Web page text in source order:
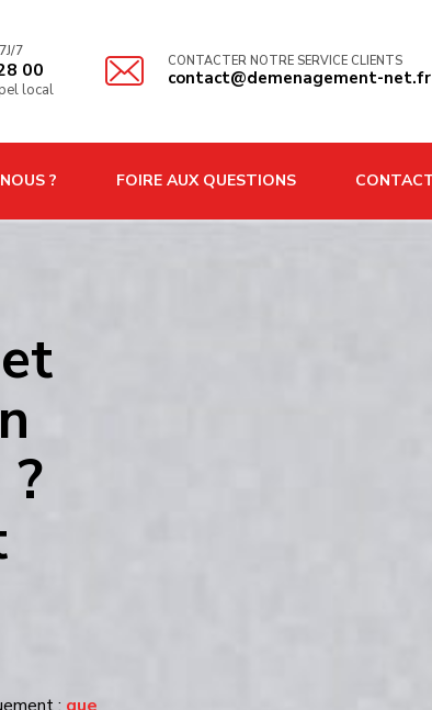
7J/7
28 00
appel local
CONTACTER NOTRE SERVICE CLIENTS
contact@demenagement-net.fr
? FOIRE AUX QUESTIONS CONTACT
: